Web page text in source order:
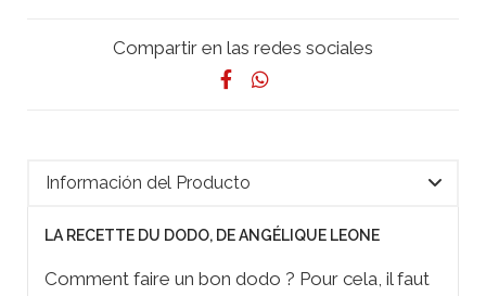
Compartir en las redes sociales
Información del Producto
LA RECETTE DU DODO, DE ANGÉLIQUE LEONE
Comment faire un bon dodo ? Pour cela, il faut